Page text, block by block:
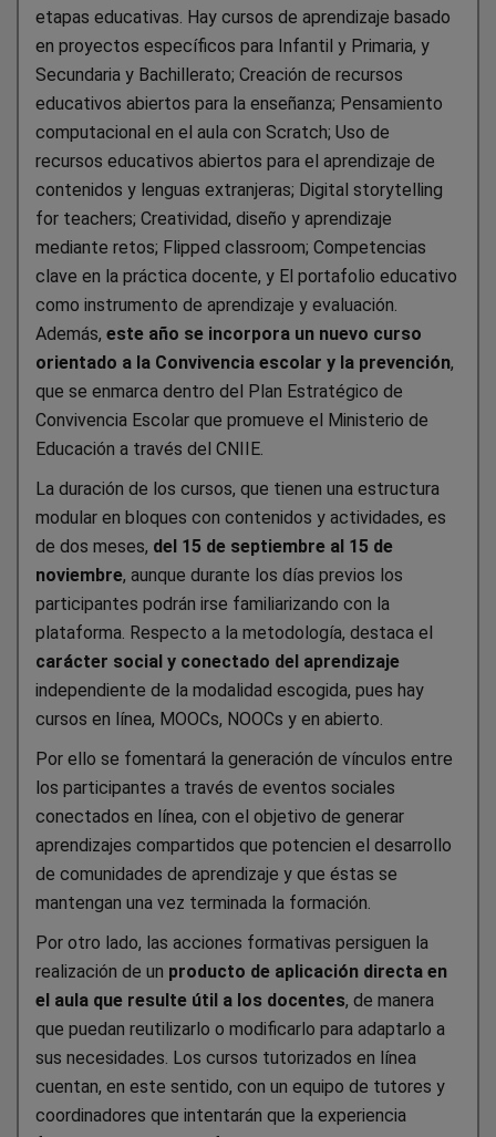
etapas educativas. Hay cursos de aprendizaje basado
en proyectos específicos para Infantil y Primaria, y
Secundaria y Bachillerato; Creación de recursos
educativos abiertos para la enseñanza; Pensamiento
computacional en el aula con Scratch; Uso de
recursos educativos abiertos para el aprendizaje de
contenidos y lenguas extranjeras; Digital storytelling
for teachers; Creatividad, diseño y aprendizaje
mediante retos; Flipped classroom; Competencias
clave en la práctica docente, y El portafolio educativo
como instrumento de aprendizaje y evaluación.
Además, este año se incorpora un nuevo curso
orientado a la Convivencia escolar y la prevención,
que se enmarca dentro del Plan Estratégico de
Convivencia Escolar que promueve el Ministerio de
Educación a través del CNIIE.
La duración de los cursos, que tienen una estructura
modular en bloques con contenidos y actividades, es
de dos meses, del 15 de septiembre al 15 de
noviembre, aunque durante los días previos los
participantes podrán irse familiarizando con la
plataforma. Respecto a la metodología, destaca el
carácter social y conectado del aprendizaje
independiente de la modalidad escogida, pues hay
cursos en línea, MOOCs, NOOCs y en abierto.
Por ello se fomentará la generación de vínculos entre
los participantes a través de eventos sociales
conectados en línea, con el objetivo de generar
aprendizajes compartidos que potencien el desarrollo
de comunidades de aprendizaje y que éstas se
mantengan una vez terminada la formación.
Por otro lado, las acciones formativas persiguen la
realización de un producto de aplicación directa en
el aula que resulte útil a los docentes, de manera
que puedan reutilizarlo o modificarlo para adaptarlo a
sus necesidades. Los cursos tutorizados en línea
cuentan, en este sentido, con un equipo de tutores y
coordinadores que intentarán que la experiencia